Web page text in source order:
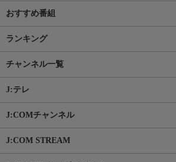
おすすめ番組
ランキング
チャンネル一覧
J:テレ
J:COMチャンネル
J:COM STREAM